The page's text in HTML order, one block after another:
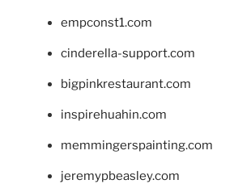
empconst1.com
cinderella-support.com
bigpinkrestaurant.com
inspirehuahin.com
memmingerspainting.com
jeremypbeasley.com